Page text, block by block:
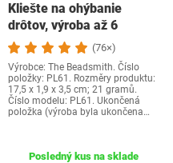
Kliešte na ohýbanie
drôtov, výroba až 6
krúžkov a…
(76×)
Výrobce: The Beadsmith. Číslo
položky: PL61. Rozměry produktu:
17,5 x 1,9 x 3,5 cm; 21 gramů.
Číslo modelu: PL61. Ukončená
položka (výroba byla ukončena…
Posledný kus na sklade